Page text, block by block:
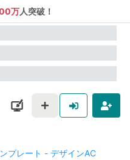
万人突破！
プレート - デザインAC